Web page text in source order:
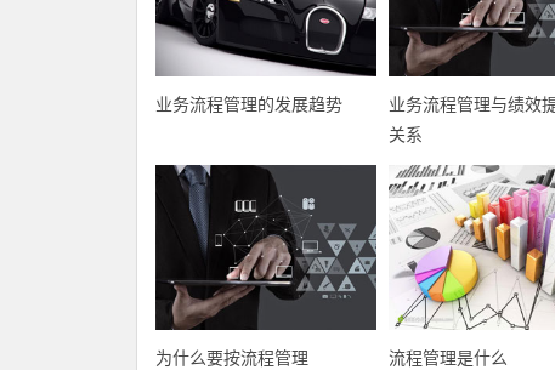
业务流程管理的发展趋势
业务流程管理与绩效
关系
为什么要按流程管理 流程管理是什么